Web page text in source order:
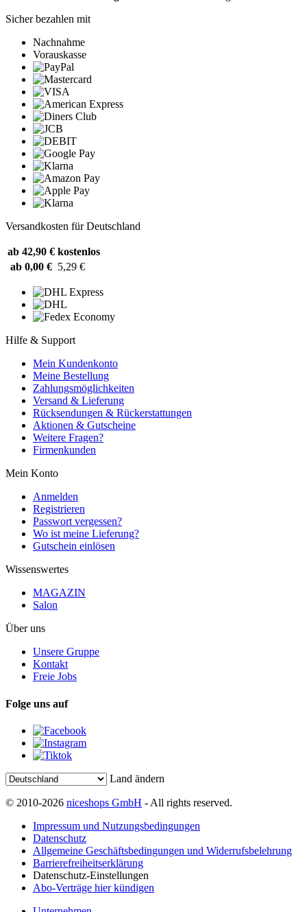
Sicher bezahlen mit
Nachnahme
Vorauskasse
Versandkosten für Deutschland
ab 42,90 € kostenlos
ab 0,00 € 5,29 €
Hilfe & Support
Mein Kundenkonto
Meine Bestellung
Zahlungsmöglichkeiten
Versand & Lieferung
Rücksendungen & Rückerstattungen
Aktionen & Gutscheine
Weitere Fragen?
Firmenkunden
Mein Konto
Anmelden
Registrieren
Passwort vergessen?
Wo ist meine Lieferung?
Gutschein einlösen
Wissenswertes
MAGAZIN
Salon
Über uns
Unsere Gruppe
Kontakt
Freie Jobs
Folge uns auf
Land ändern
© 2010-2026 niceshops GmbH - All rights reserved.
Impressum und Nutzungsbedingungen
Datenschutz
Allgemeine Geschäftsbedingungen und Widerrufsbelehrung
Barrierefreiheitserklärung
Datenschutz-Einstellungen
Abo-Verträge hier kündigen